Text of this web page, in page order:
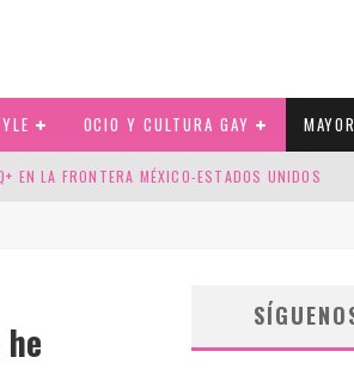
OCIO Y CULTURA GAY
EN LA FRONTERA MÉXICO-ESTADOS UNIDOS